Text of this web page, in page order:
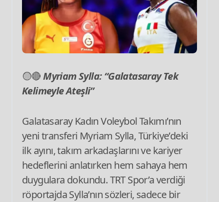
🟡🔴Myriam Sylla: “Galatasaray Tek
Kelimeyle Ateşli”
Galatasaray Kadın Voleybol Takımı’nın
yeni transferi Myriam Sylla, Türkiye’deki
ilk ayını, takım arkadaşlarını ve kariyer
hedeflerini anlatırken hem sahaya hem
duygulara dokundu. TRT Spor’a verdiği
röportajda Sylla’nın sözleri, sadece bir